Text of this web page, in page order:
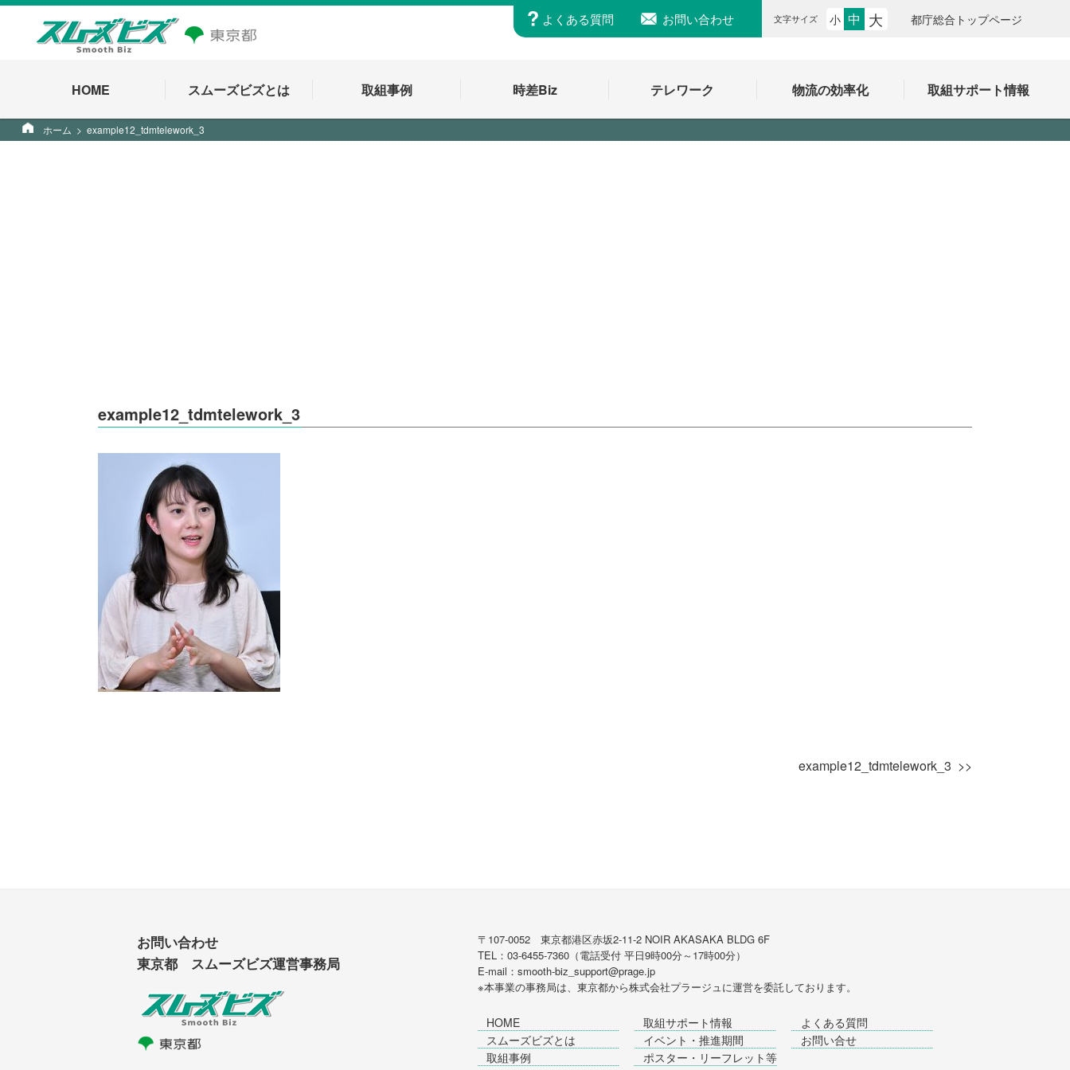
よくある質問 お問い合わせ 文字サイズ 小 中 大 都庁総合トップページ
HOME スムーズビズとは 取組事例 時差Biz テレワーク 物流の効率化 取組サポート情報
ホーム example12_tdmtelework_3
example12_tdmtelework_3
example12_tdmtelework_3
お問い合わせ
東京都 スムーズビズ運営事務局
〒107-0052 東京都港区赤坂2-11-2 NOIR AKASAKA BLDG 6F
TEL：03-6455-7360（電話受付 平日9時00分～17時00分）
E-mail：smooth-biz_support@prage.jp
※本事業の事務局は、東京都から株式会社プラージュに運営を委託しております。
HOME
スムーズビズとは
取組事例
取組サポート情報
イベント・推進期間
ポスター・リーフレット等
よくある質問
お問い合せ